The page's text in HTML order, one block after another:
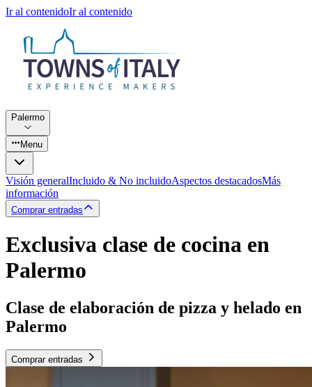
Ir al contenidoIr al contenido
Palermo
Menu
Visión generalIncluido & No incluidoAspectos destacadosMás
información
Comprar entradas
Exclusiva clase de cocina en
Palermo
Clase de elaboración de pizza y helado en
Palermo
Comprar entradas